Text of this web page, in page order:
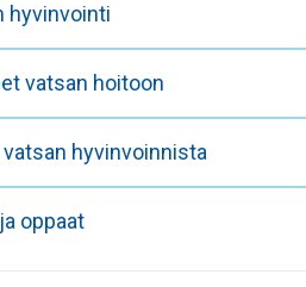
hyvinvointi
vatsan hoitoon
hyvinvoinnista
oppaat